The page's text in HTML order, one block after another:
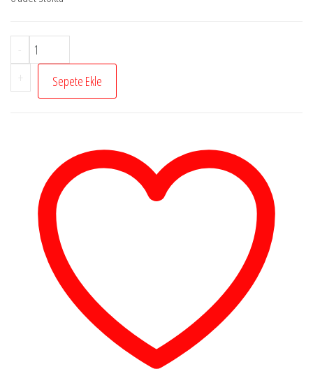
-
İslami
Tebliğin
Mekke
Dönemi
+ Sepete Ekle